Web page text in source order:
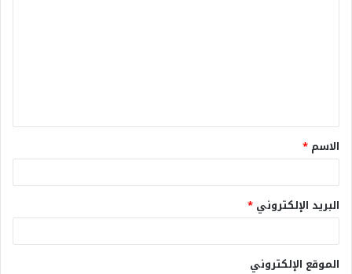
الاسم *
البريد الإلكتروني *
الموقع الإلكتروني